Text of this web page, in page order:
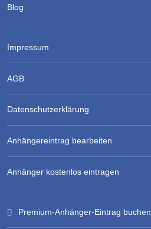
Blog
Impressum
AGB
Datenschutzerklärung
Anhängereintrag bearbeiten
Anhänger kostenlos eintragen
Premium-Anhänger-Eintrag buchen